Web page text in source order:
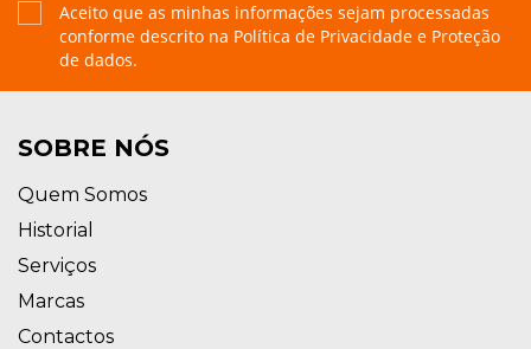
Aceito que as minhas informações sejam processadas
conforme descrito na Política de Privacidade e Proteção
de dados.
SOBRE NÓS
Quem Somos
Historial
Serviços
Marcas
Contactos